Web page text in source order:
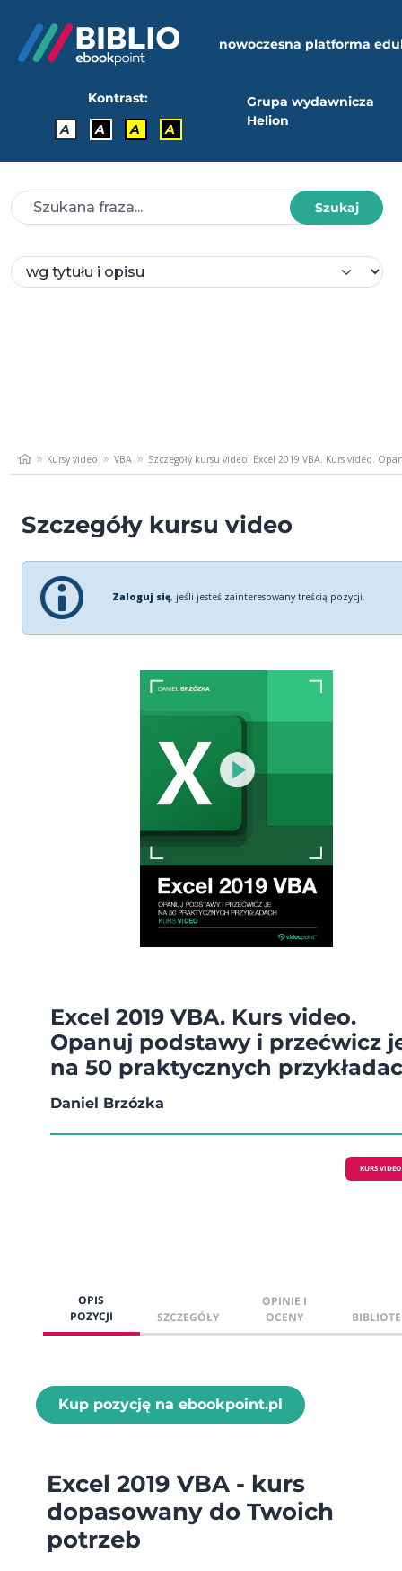
nowoczesna platforma
Kontrast:
A
A A A
Grupa wydawnicza
Helion
Szukaj
Kursy video VBA Szczegóły kursu video: Excel 2019 VBA. Kurs video.
Szczegóły kursu video
Zaloguj się, jeśli jesteś zainteresowany treścią pozycji.
Excel 2019 VBA. Kurs video.
Opanuj podstawy i przećwicz
na 50 praktycznych
Daniel Brzózka
KURS VIDEO
OPIS
POZYCJI
SZCZEGÓŁY
OPINIE I
OCENY
Kup pozycję na ebookpoint.pl
Excel 2019 VBA - kurs
dopasowany do Twoich
potrzeb